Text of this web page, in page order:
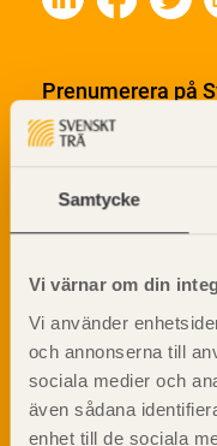
Samtycke
Vi värnar om din
Vi använder
och annonserna till
sociala medier och
även sådana
enhet till de sociala
Prenumerera på